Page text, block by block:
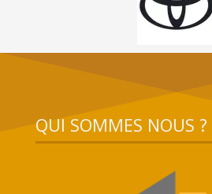
QUI SOMMES NOUS ?